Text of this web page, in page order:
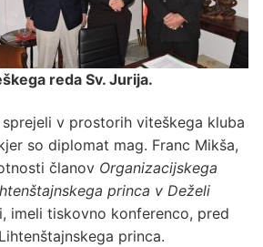
reda Sv. Jurija.
v prostorih viteškega kluba
so diplomat mag. Franc Mikša,
članov Organizacijskega
princa v Deželi
imeli tiskovno konferenco, pred
princa.